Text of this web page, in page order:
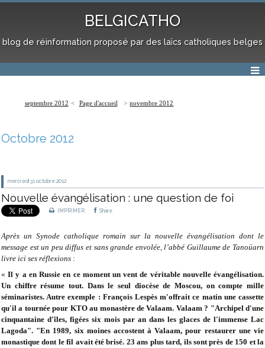
BELGICATHO
blog de réinformation proposé par des laïcs catholiques belges
septembre 2012 Page d'accueil novembre 2012
Octobre 2012
mercredi 31 octobre 2012
Nouvelle évangélisation : une question de foi
IMPRIMER Share
Après un Synode catholique romain sur la nouvelle évangélisation dont le
message est un peu diffus et sans grande envolée, l’abbé Guillaume de Tanoüarn
livre ici ses réflexions :
«Il y a en Russie en ce moment un vent de véritable nouvelle évangélisation.
Un chiffre résume tout. Dans le seul diocèse de Moscou, on compte mille
séminaristes. Autre exemple : François Lespès m'offrait ce matin une cassette
qu'il a tournée pour KTO au monastère de Valaam. Valaam ? "Archipel d'une
cinquantaine d'îles, figées six mois par an dans les glaces de l'immense Lac
Lagoda". "En 1989, six moines accostent à Valaam, pour restaurer une vie
monastique dont le fil avait été brisé. 23 ans plus tard, ils sont près de 150 et la